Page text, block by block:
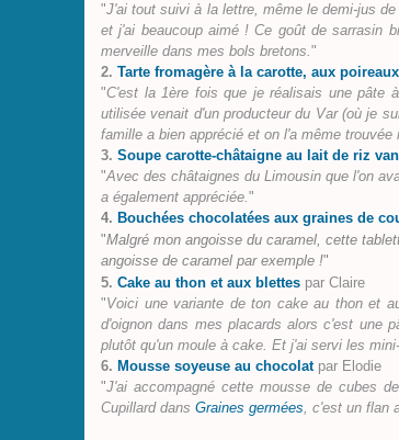
"J'ai tout suivi à la lettre, même le demi-jus
et j'ai beaucoup aimé ! Ce goût de sarrasin
merveille dans mes bols bretons."
2. Tarte fromagère à la carotte, aux
"C'est la 1ère fois que je réalisais une pâte
utilisée venait d'un producteur du Var (où je
famille a bien apprécié et on l'a même trouvée
3. Soupe carotte-châtaigne au lait de riz
"Avec des châtaignes du Limousin que l'on
a également appréciée."
4. Bouchées chocolatées aux graines de
"Malgré mon angoisse du caramel, cette
angoisse de caramel par exemple !"
5. Cake au thon et aux blettes par Claire
"Voici une variante de ton cake au thon et
d'oignon dans mes placards alors c'est une
plutôt qu'un moule à cake. Et j'ai servi les
6. Mousse soyeuse au chocolatpar Elodie
"J'ai accompagné cette mousse de cubes
Cupillard dans Graines germées, c'est un flan